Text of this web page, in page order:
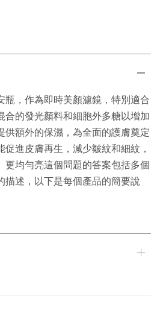
瓶，作為即時美顏濾鏡，特別適合
合的發光顏料和細胞外多糖以增加
供額外的保濕，為全面的護膚奠定
進皮膚再生，減少皺紋和細紋，
更均勻亮這個問題的答案包括多個
描述，以下是每個產品的簡要說